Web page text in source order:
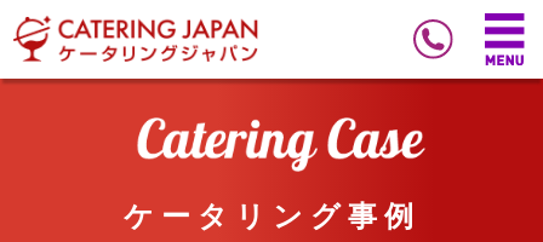
ケータリング事例